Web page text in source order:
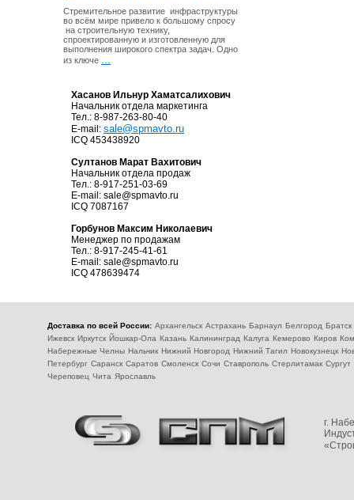
Стремительное развитие инфраструктуры
во всём мире привело к большому спросу
на строительную технику,
спроектированную и изготовленную для
выполнения широкого спектра задач. Одно
из ключе ...
Хасанов Ильнур Хаматсалихович
Начальник отдела маркетинга
Тел.: 8-987-263-80-40
E-mail: sale@spmavto.ru
ICQ 453438920
Султанов Марат Вахитович
Начальник отдела продаж
Тел.: 8-917-251-03-69
E-mail: sale@spmavto.ru
ICQ 7087167
Горбунов Максим Николаевич
Менеджер по продажам
Тел.: 8-917-245-41-61
E-mail: sale@spmavto.ru
ICQ 478639474
Доставка по всей России: Архангельск Астрахань Барнаул Белгород Братск
Ижевск Иркутск Йошкар-Ола Казань Калининград Калуга Кемерово Киров
Набережные Челны Нальчик Нижний Новгород Нижний Тагил Новокузнецк
Петербург Саранск Саратов Смоленск Сочи Ставрополь Стерлитамак Сургут
Череповец Чита Ярославль
г.